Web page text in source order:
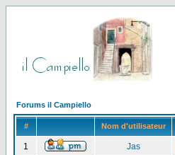
Forums il Campiello
# Nom d'utilisateur
1 Jas